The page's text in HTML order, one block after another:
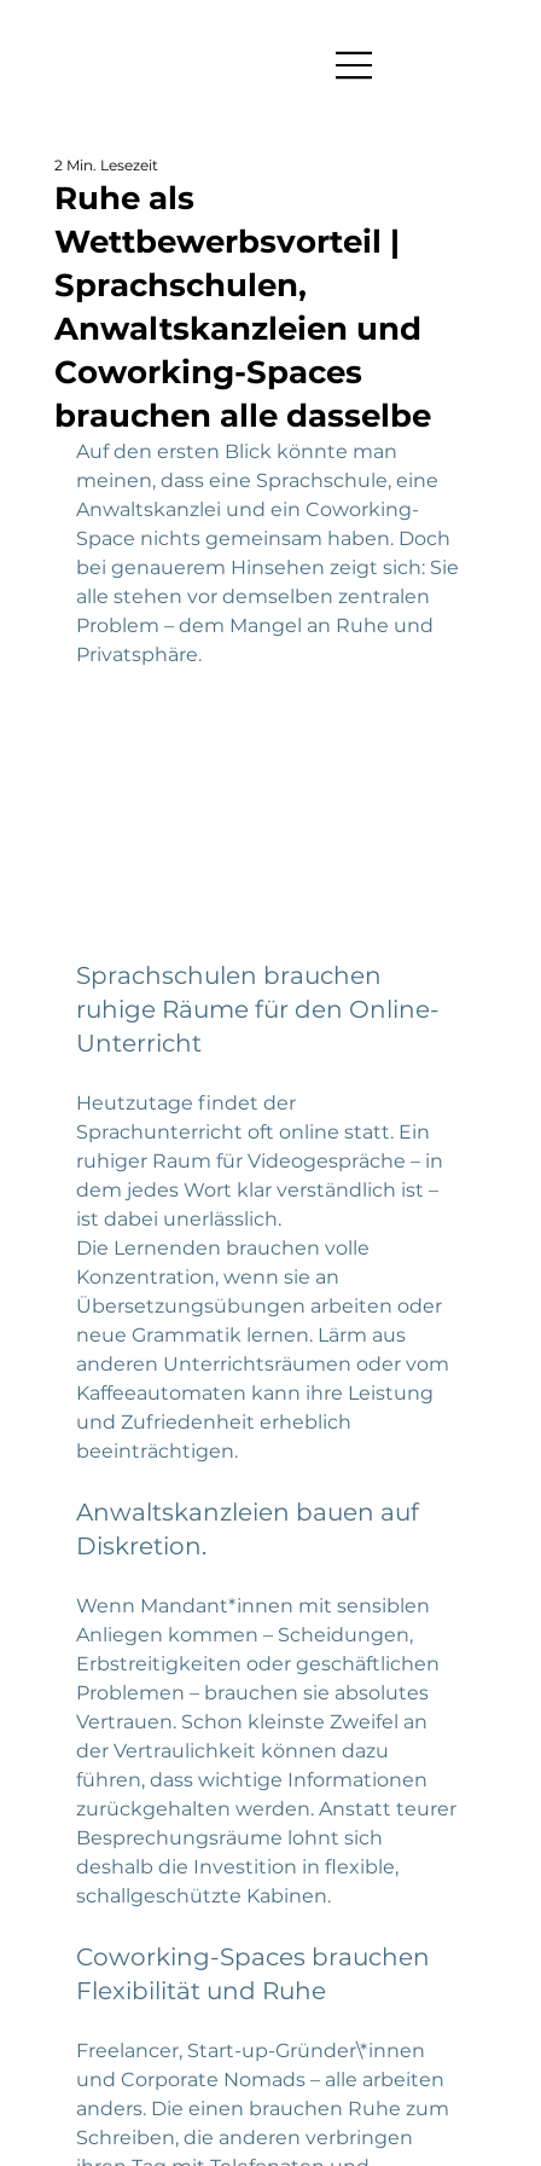
Ruhe als
Wettbewerbsvorteil |
Sprachschulen,
Anwaltskanzleien und
Coworking-Spaces
brauchen alle dasselbe
2 Min. Lesezeit
Auf den ersten Blick könnte man
meinen, dass eine Sprachschule, eine
Anwaltskanzlei und ein Coworking-
Space nichts gemeinsam haben. Doch
bei genauerem Hinsehen zeigt sich: Sie
alle stehen vor demselben zentralen
Problem – dem Mangel an Ruhe und
Privatsphäre.
Sprachschulen brauchen
ruhige Räume für den Online-
Unterricht
Heutzutage findet der
Sprachunterricht oft online statt. Ein
ruhiger Raum für Videogespräche – in
dem jedes Wort klar verständlich ist –
ist dabei unerlässlich.
Die Lernenden brauchen volle
Konzentration, wenn sie an
Übersetzungsübungen arbeiten oder
neue Grammatik lernen. Lärm aus
anderen Unterrichtsräumen oder vom
Kaffeeautomaten kann ihre Leistung
und Zufriedenheit erheblich
beeinträchtigen.
Anwaltskanzleien bauen auf
Diskretion.
Wenn Mandant*innen mit sensiblen
Anliegen kommen – Scheidungen,
Erbstreitigkeiten oder geschäftlichen
Problemen – brauchen sie absolutes
Vertrauen. Schon kleinste Zweifel an
der Vertraulichkeit können dazu
führen, dass wichtige Informationen
zurückgehalten werden. Anstatt teurer
Besprechungsräume lohnt sich
deshalb die Investition in flexible,
schallgeschützte Kabinen.
Coworking-Spaces brauchen
Flexibilität und Ruhe
Freelancer, Start-up-Gründer\*innen
und Corporate Nomads – alle arbeiten
anders. Die einen brauchen Ruhe zum
Schreiben, die anderen verbringen